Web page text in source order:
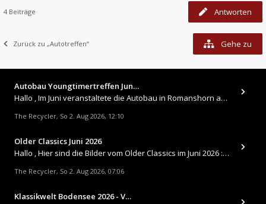
4 Beiträge Antworten
Zurück zu „Autotreffen“ Gehe zu
Autobau Youngtimertreffen Jun…
Hallo , Im Juni veranstaltete die Autobau in Romanshorn auf ihrem Gelände ein kleines Youngtimertreffen : https://up.
The Recycler, So 2. Aug 2026, 12:10
Older Classics Juni 2026
​Hallo , Hier sind die Bilder vom Older Classics im Juni 2026 : https://up.picr.de/51155940wd.jpg https://up.pic
The Recycler, So 2. Aug 2026, 07:06
Klassikwelt Bodensee 2026 - V…